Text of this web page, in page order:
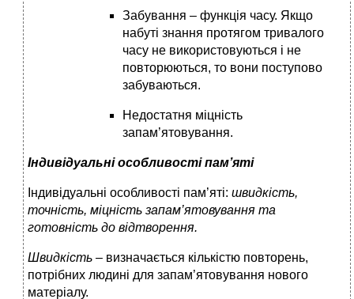
Забування – функція часу. Якщо
набуті знання протягом тривалого
часу не використовуються і не
повторюються, то вони поступово
забуваються.
Недостатня міцність
запам’ятовування.
Індивідуальні особливості пам’яті
Індивідуальні особливості пам’яті: швидкість,
точність, міцність запам’ятовування та
готовність до відтворення.
Швидкість – визначається кількістю повторень,
потрібних людині для запам’ятовування нового
матеріалу.